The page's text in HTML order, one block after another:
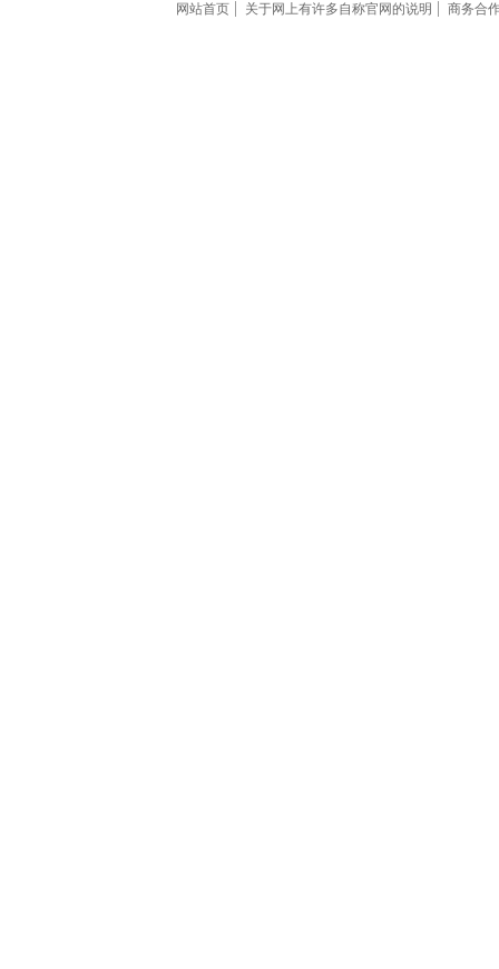
网站首页 关于网上有许多自称官网的说明 商务合